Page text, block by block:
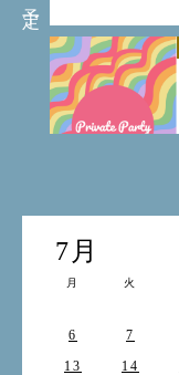
7月
月 火
6
7
13
14